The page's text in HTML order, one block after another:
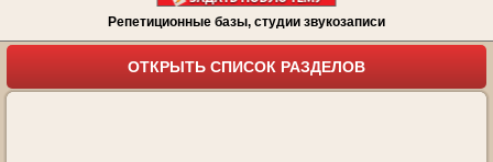
Репетиционные базы, студии звукозаписи
ОТКРЫТЬ СПИСОК РАЗДЕЛОВ